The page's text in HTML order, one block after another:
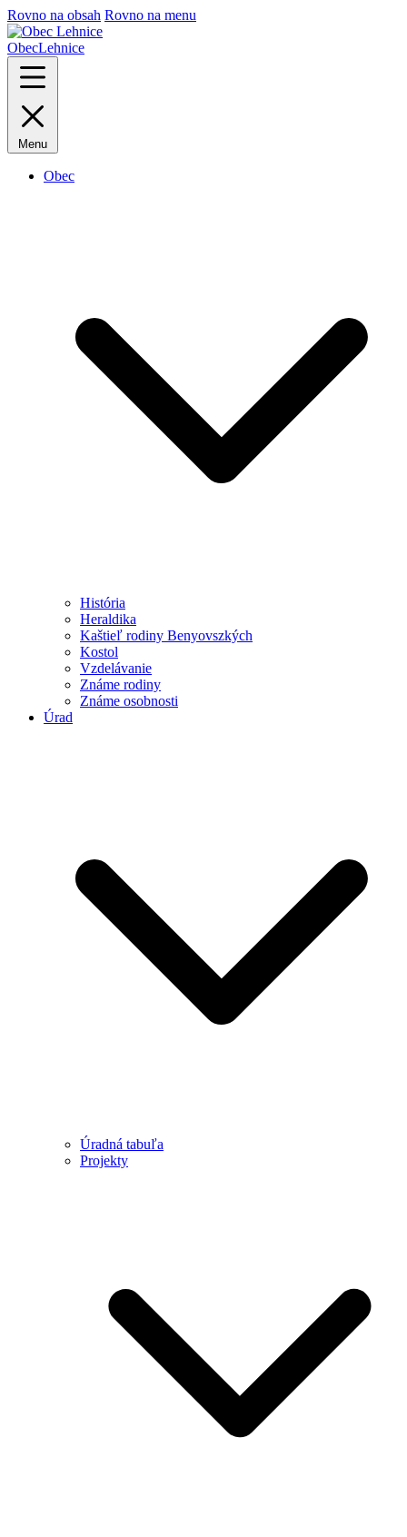
Rovno na obsah Rovno na menu
ObecLehnice
Menu
Obec
História
Heraldika
Kaštieľ rodiny Benyovszkých
Kostol
Vzdelávanie
Známe rodiny
Známe osobnosti
Úrad
Úradná tabuľa
Projekty